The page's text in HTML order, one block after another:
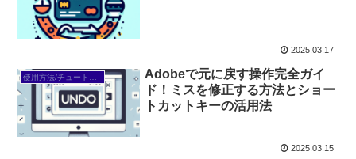
2025.03.17
使用方法/チュートリアル
Adobeで元に戻す操作完全ガイ
ド！ミスを修正する方法とショー
トカットキーの活用法
2025.03.15